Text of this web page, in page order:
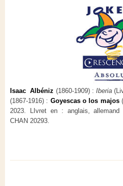
Isaac Albéniz (1860-1909) : Iberia
(1867-1916) : Goyescas o los majos
2023. LIvret en : anglais, allemand
CHAN 20293.